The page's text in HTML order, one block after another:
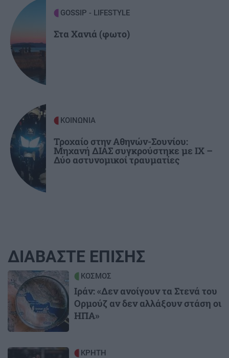
Συνελήφθησαν πέντε νεαροί
GOSSIP - LIFESTYLE
Στα Χανιά (φωτο)
ΚΟΙΝΩΝΙΑ
Τροχαίο στην Αθηνών-Σουνίου:
Μηχανή ΔΙΑΣ συγκρούστηκε με ΙΧ –
Δύο αστυνομικοί τραυματίες
ΔΙΑΒΑΣΤΕ ΕΠΙΣΗΣ
Image ΚΟΣΜΟΣ
Ιράν: «Δεν ανοίγουν τα Στενά του
Ορμούζ αν δεν αλλάξουν στάση οι
ΗΠΑ»
ΚΡΗΤΗ